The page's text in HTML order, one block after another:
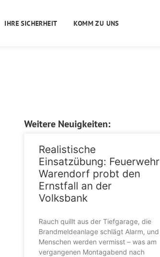
IHRE SICHERHEIT KOMM ZU UNS
Weitere Neuigkeiten:
Realistische
Einsatzübung: Feuerwehr
Warendorf probt den
Ernstfall an der
Volksbank
Rauch quillt aus der Tiefgarage, die
Brandmeldeanlage schlägt Alarm, und
Menschen werden vermisst – was am
vergangenen Montagabend nach